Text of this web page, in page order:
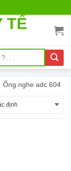
Ống nghe adc 604